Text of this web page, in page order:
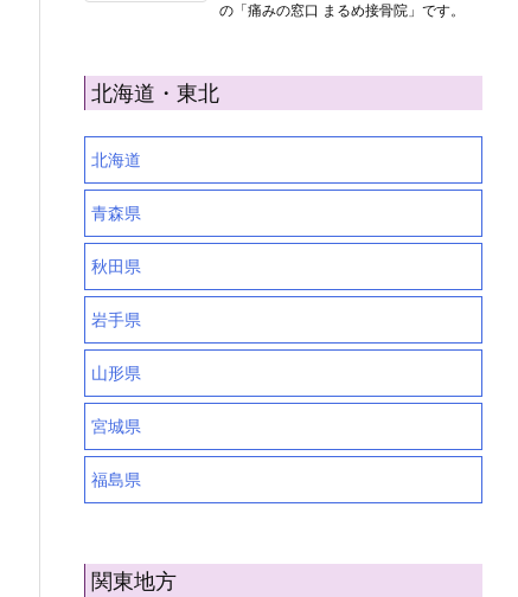
の「痛みの窓口 まるめ接骨院」です。
北海道・東北
北海道
青森県
秋田県
岩手県
山形県
宮城県
福島県
関東地方